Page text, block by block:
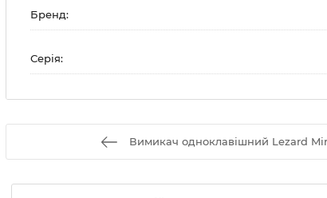
Бренд:
Серія:
Вимикач одноклавішний Lezard